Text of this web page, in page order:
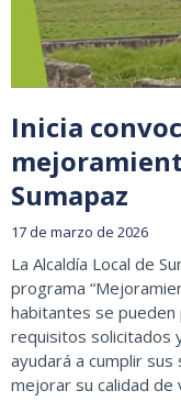
Inicia
Sumapaz
17 de marzo de 2026
La Alcaldía Local de
programa
habitantes se pueden
requisitos solicitados
ayudará a cumplir
mejorar su calidad de